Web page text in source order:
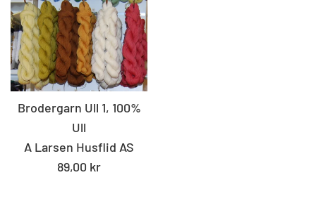
Brodergarn Ull 1, 100%
Ull
A Larsen Husflid AS
Standard
89,00 kr